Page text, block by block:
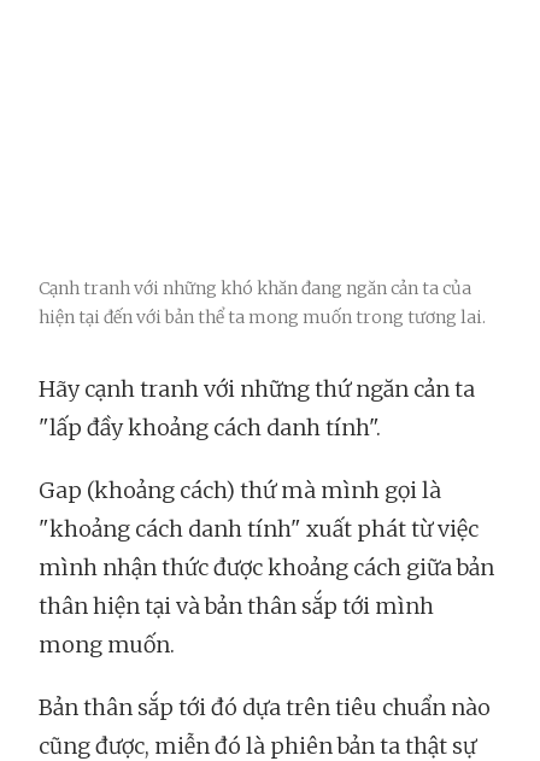
Cạnh tranh với những khó khăn đang ngăn cản ta của
hiện tại đến với bản thể ta mong muốn trong tương lai.
Hãy cạnh tranh với những thứ ngăn cản ta
"lấp đầy khoảng cách danh tính".
Gap (khoảng cách) thứ mà mình gọi là
"khoảng cách danh tính" xuất phát từ việc
mình nhận thức được khoảng cách giữa bản
thân hiện tại và bản thân sắp tới mình
mong muốn.
Bản thân sắp tới đó dựa trên tiêu chuẩn nào
cũng được, miễn đó là phiên bản ta thật sự